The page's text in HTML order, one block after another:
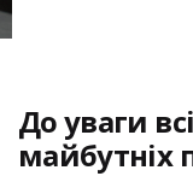
До уваги
майбутніх